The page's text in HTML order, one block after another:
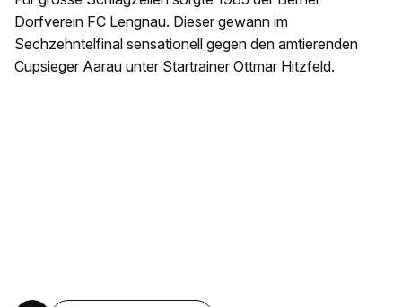
Dorfverein FC Lengnau. Dieser gewann im
Sechzehntelfinal sensationell gegen den amtierenden
Cupsieger Aarau unter Startrainer Ottmar Hitzfeld.